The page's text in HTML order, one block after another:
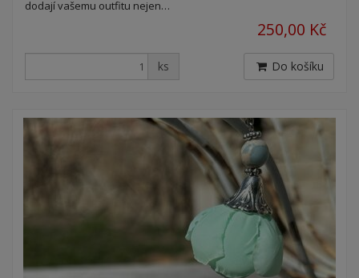
dodají vašemu outfitu nejen…
250,00 Kč
ks Do košíku